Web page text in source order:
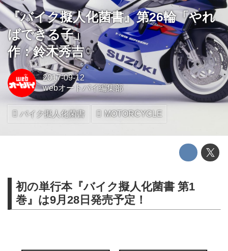
『バイク擬人化菌書』第26輪「やれ
ばできる子」
作：鈴木秀吉
2017-09-12
webオートバイ編集部
バイク擬人化菌書 MOTORCYCLE
初の単行本『バイク擬人化菌書 第1
巻』は9月28日発売予定！